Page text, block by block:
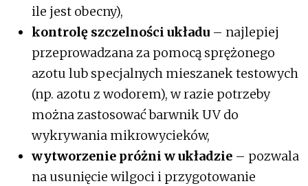
ile jest obecny),
kontrolę szczelności układu – najlepiej
przeprowadzana za pomocą sprężonego
azotu lub specjalnych mieszanek testowych
(np. azotu z wodorem), w razie potrzeby
można zastosować barwnik UV do
wykrywania mikrowycieków,
wytworzenie próżni w układzie – pozwala
na usunięcie wilgoci i przygotowanie